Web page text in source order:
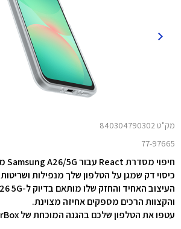
מק"ט 840304790302
77-97665
חיפוי מסדרת React עבור Samsung A26/5G מבית OtterBox
כיסוי דק שמגן על הטלפון שלך מנפילות ושריטות
והקצוות הרכים מספקים אחיזה מצוינת.
עטפו את הטלפון שלכם בהגנה המוכחת של OtterBox.